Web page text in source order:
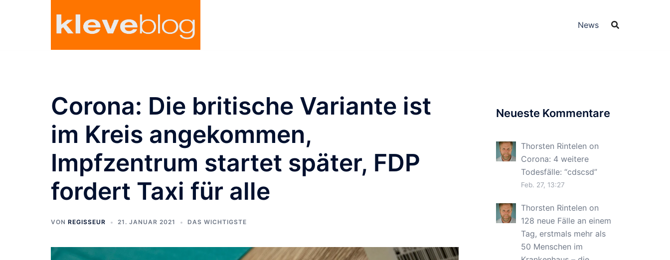
News
Corona: Die britische Variante ist
im Kreis angekommen,
Impfzentrum startet später, FDP
fordert Taxi für alle
VON REGISSEUR 21. JANUAR 2021 DAS WICHTIGSTE
Neueste Kommentare
Thorsten Rintelen on
Corona: 4 weitere
Todesfälle: “cdscsd”
Feb. 27, 13:27
Thorsten Rintelen on
128 neue Fälle an einem
Tag, erstmals mehr als
50 Menschen im